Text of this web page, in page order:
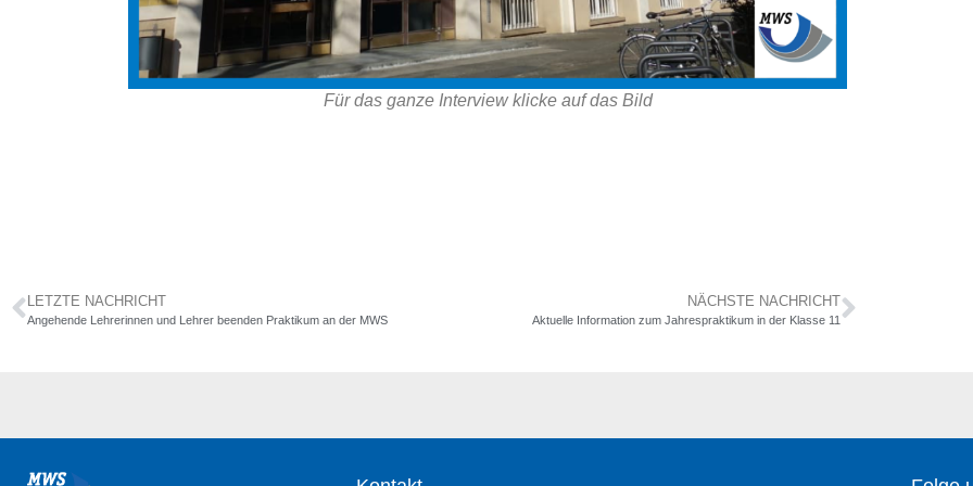
Für das ganze Interview klicke auf das Bild
LETZTE NACHRICHT
Angehende Lehrerinnen und Lehrer beenden Praktikum an der MWS
NÄCHSTE NACHRICHT
Aktuelle Information zum Jahrespraktikum in der Klasse 11